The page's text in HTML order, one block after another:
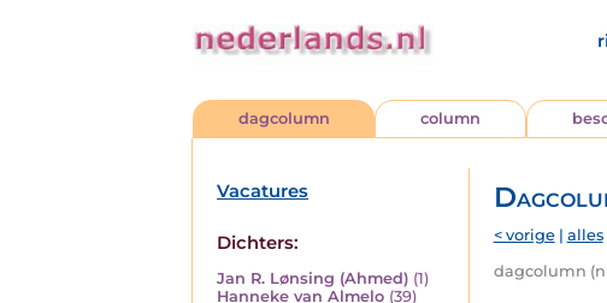
dagcolumn column
Vacatures
Dichters:
Jan R. Lønsing (Ahmed) (1)
Hanneke van Almelo (39)
< vorige| alles
dagcolumn